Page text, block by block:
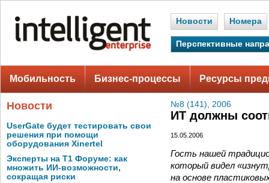
Новости Номера
Перспективные
Мобильность Бизнес-процессы Ресурсы
Новости
UserGate будет тестировать свои
решения при помощи
оборудования Xinertel
Эксперты на Т1 Форуме: как
множить ИИ-возможности,
сокращая риски
№8 (141), 2006
ИТ должны
15.05.2006
Гость нашей
который видел
на основе